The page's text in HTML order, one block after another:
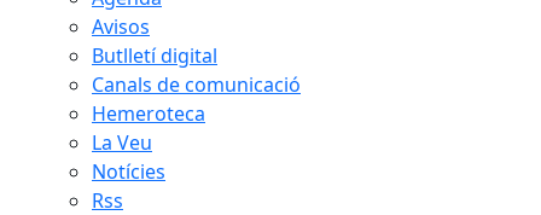
Avisos
Butlletí digital
Canals de comunicació
Hemeroteca
La Veu
Notícies
Rss